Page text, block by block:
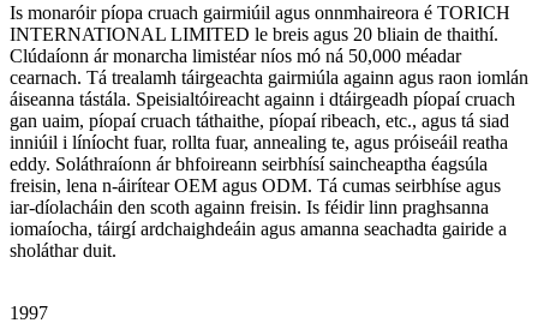
Is monaróir píopa cruach gairmiúil agus onnmhaireora é TORICH
INTERNATIONAL LIMITED le breis agus 20 bliain de thaithí.
Clúdaíonn ár monarcha limistéar níos mó ná 50,000 méadar
cearnach. Tá trealamh táirgeachta gairmiúla againn agus raon iomlán
áiseanna tástála. Speisialtóireacht againn i dtáirgeadh píopaí cruach
gan uaim, píopaí cruach táthaithe, píopaí ribeach, etc., agus tá siad
inniúil i líníocht fuar, rollta fuar, annealing te, agus próiseáil reatha
eddy. Soláthraíonn ár bhfoireann seirbhísí saincheaptha éagsúla
freisin, lena n-áirítear OEM agus ODM. Tá cumas seirbhíse agus
iar-díolacháin den scoth againn freisin. Is féidir linn praghsanna
iomaíocha, táirgí ardchaighdeáin agus amanna seachadta gairide a
sholáthar duit.
1997